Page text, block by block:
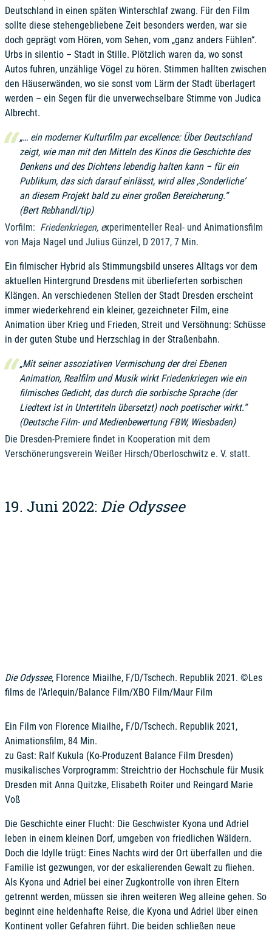
Deutschland in einen späten Winterschlaf zwang. Für den Film
sollte diese stehengebliebene Zeit besonders werden, war sie
doch geprägt vom Hören, vom Sehen, vom „ganz anders Fühlen“.
Urbs in silentio – Stadt in Stille. Plötzlich waren da, wo sonst
Autos fuhren, unzählige Vögel zu hören. Stimmen hallten zwischen
den Häuserwänden, wo sie sonst vom Lärm der Stadt überlagert
werden – ein Segen für die unverwechselbare Stimme von Judica
Albrecht.
„… ein moderner Kulturfilm par excellence: Über Deutschland
zeigt, wie man mit den Mitteln des Kinos die Geschichte des
Denkens und des Dichtens lebendig halten kann – für ein
Publikum, das sich darauf einlässt, wird alles ,Sonderliche‘
an diesem Projekt bald zu einer großen Bereicherung.“
(Bert Rebhandl/tip)
Vorfilm: Friedenkriegen, experimenteller Real- und Animationsfilm
von Maja Nagel und Julius Günzel, D 2017, 7 Min.
Ein filmischer Hybrid als Stimmungsbild unseres Alltags vor dem
aktuellen Hintergrund Dresdens mit überlieferten sorbischen
Klängen. An verschiedenen Stellen der Stadt Dresden erscheint
immer wiederkehrend ein kleiner, gezeichneter Film, eine
Animation über Krieg und Frieden, Streit und Versöhnung: Schüsse
in der guten Stube und Herzschlag in der Straßenbahn.
„Mit seiner assoziativen Vermischung der drei Ebenen
Animation, Realfilm und Musik wirkt Friedenkriegenwie ein
filmisches Gedicht, das durch die sorbische Sprache (der
Liedtext ist in Untertiteln übersetzt) noch poetischer wirkt.“
(Deutsche Film- und Medienbewertung FBW, Wiesbaden)
Die Dresden-Premiere findet in Kooperation mit dem
Verschönerungsverein Weißer Hirsch/Oberloschwitz e. V. statt.
19. Juni 2022: Die Odyssee
Die Odyssee, Florence Miailhe, F/D/Tschech. Republik 2021. ©Les
films de l’Arlequin/Balance Film/XBO Film/Maur Film
Ein Film von Florence Miailhe, F/D/Tschech. Republik 2021,
Animationsfilm, 84 Min.
zu Gast: Ralf Kukula (Ko-Produzent Balance Film Dresden)
musikalisches Vorprogramm: Streichtrio der Hochschule für Musik
Dresden mit Anna Quitzke, Elisabeth Roiter und Reingard Marie
Voß
Die Geschichte einer Flucht: Die Geschwister Kyona und Adriel
leben in einem kleinen Dorf, umgeben von friedlichen Wäldern.
Doch die Idylle trügt: Eines Nachts wird der Ort überfallen und die
Familie ist gezwungen, vor der eskalierenden Gewalt zu fliehen.
Als Kyona und Adriel bei einer Zugkontrolle von ihren Eltern
getrennt werden, müssen sie ihren weiteren Weg alleine gehen. So
beginnt eine heldenhafte Reise, die Kyona und Adriel über einen
Kontinent voller Gefahren führt. Die beiden schließen neue